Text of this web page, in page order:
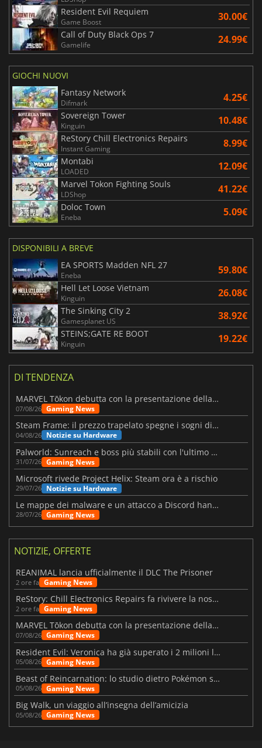
Resident Evil Requiem
Game Boost 30.00€
Call of Duty Black Ops 7
Gamelife 24.99€
GIOCHI NUOVI
Fantasy Network
Difmark 4.25€
Sovereign Tower
Kinguin 10.48€
ReStory Chill Electronics Repairs
Instant Gaming 8.99€
Montabi
LOADED 12.09€
Marvel Tokon Fighting Souls
LDShop 41.22€
Doloc Town
Eneba 5.09€
DISPONIBILI A BREVE
EA SPORTS Madden NFL 27
Eneba 59.80€
Hell Let Loose Vietnam
Kinguin 26.08€
The Sinking City 2
Gamesplanet US 38.92€
STEINS;GATE RE BOOT
Kinguin 19.22€
DI TENDENZA
MARVEL Tōkon debutta con la presentazione della roadmap per il primo anno
07/08/26 Gaming News
Steam Frame: il prezzo trapelato spegne i sogni di un VR economico
04/08/26 Notizie su Hardware
Palworld: Sunreach e boss più stabili con l'ultimo update
31/07/26 Gaming News
Microsoft rivede Project Helix: Steam ora è a rischio
29/07/26 Notizie su Hardware
Le mappe dei malware e un attacco a Discord hanno colpito Meccha Chameleon
28/07/26 Gaming News
NOTIZIE, OFFERTE
REANIMAL lancia ufficialmente il DLC The Prisoner
2 ore fa Gaming News
ReStory: Chill Electronics Repairs fa rivivere la nostalgia degli anni 2000
2 ore fa Gaming News
MARVEL Tōkon debutta con la presentazione della roadmap per il primo anno
07/08/26 Gaming News
Resident Evil: Veronica ha già superato i 2 milioni liste dei desideri
05/08/26 Gaming News
Beast of Reincarnation: lo studio dietro Pokémon su una nuova strada
05/08/26 Gaming News
Big Walk, un viaggio all’insegna dell’amicizia
05/08/26 Gaming News